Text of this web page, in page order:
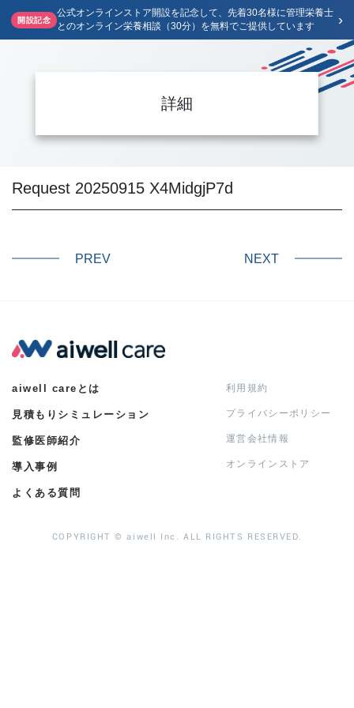
開設記念
公式オンラインストア開設を記念して、先着30名様に管理栄養士
とのオンライン栄養相談（30分）を無料でご提供しています
›
詳細
Request 20250915 X4MidgjP7d
PREV NEXT
aiwell careとは
見積もりシミュレーション
監修医師紹介
導入事例
よくある質問
利用規約
プライバシーポリシー
運営会社情報
オンラインストア
COPYRIGHT © aiwell Inc. ALL RIGHTS RESERVED.